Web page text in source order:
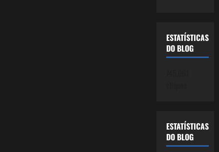
ESTATÍSTICAS
DO BLOG
ESTATÍSTICAS
DO BLOG